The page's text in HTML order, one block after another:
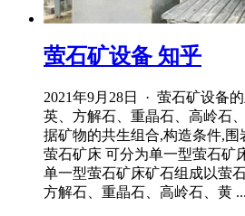
萤石矿设备 知乎
2021年9月28日 · 萤石矿设备
英、方解石、重晶石、高岭石
据矿物的共生组合,构造条件,围
萤石矿床 可分为单一型萤石矿
单一型萤石矿床矿石组成以萤
方解石、重晶石、高岭石、黄 ...